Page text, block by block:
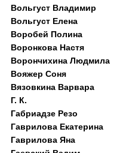
Вольгуст Владимир
Вольгуст Елена
Воробей Полина
Воронкова Настя
Ворончихина Людмила
Вояжер Соня
Вязовкина Варвара
Г. К.
Габриадзе Резо
Гаврилова Екатерина
Гаврилова Яна